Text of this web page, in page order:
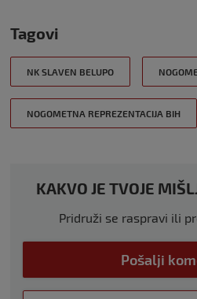
Tagovi
NK SLAVEN BELUPO
NOGOMETNA REPREZENTACIJA BIH
KAKVO JE TVOJE
Pridruži se raspravi ili
Pošalji